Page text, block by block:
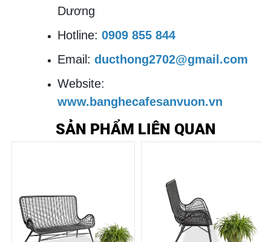
Dương
Hotline: 0909 855 844
Email: ducthong2702@gmail.com
Website:
www.banghecafesanvuon.vn
SẢN PHẨM LIÊN QUAN